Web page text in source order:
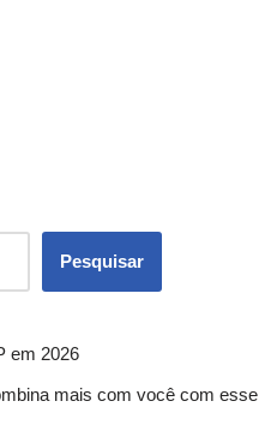
Pesquisar
em 2026
mais com você com esse